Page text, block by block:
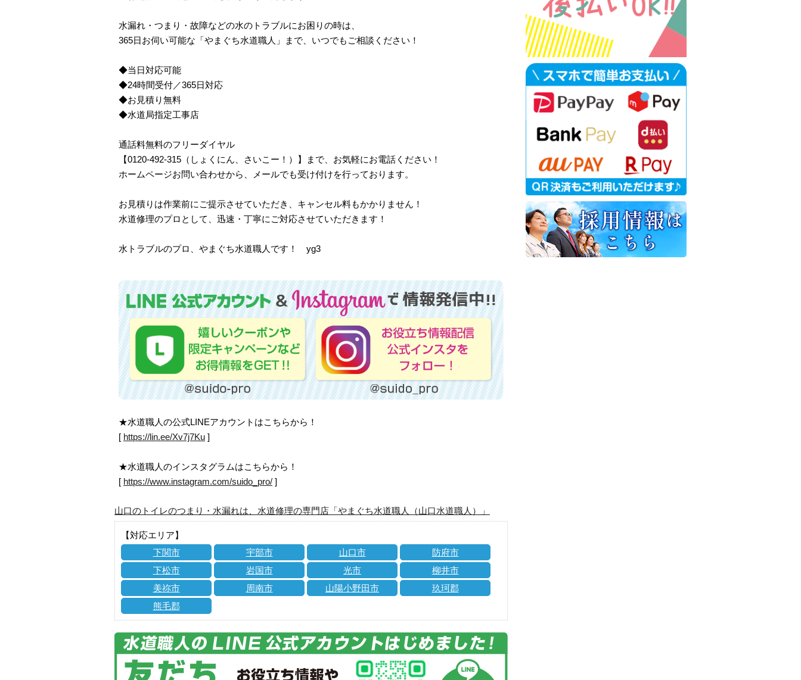
水漏れ・つまり・故障などの水のトラブルにお困りの時は、
365日お伺い可能な「やまぐち水道職人」まで、いつでもご相談ください！
◆当日対応可能
◆24時間受付／365日対応
◆お見積り無料
◆水道局指定工事店
通話料無料のフリーダイヤル
【0120-492-315（しょくにん、さいこー！）】まで、お気軽にお電話ください！
ホームページお問い合わせから、メールでも受け付けを行っております。
お見積りは作業前にご提示させていただき、キャンセル料もかかりません！
水道修理のプロとして、迅速・丁寧にご対応させていただきます！
水トラブルのプロ、やまぐち水道職人です！ yg3
★水道職人の公式LINEアカウントはこちらから！
[ https://lin.ee/Xv7j7Ku ]
★水道職人のインスタグラムはこちらから！
[ https://www.instagram.com/suido_pro/ ]
山口のトイレのつまり・水漏れは、水道修理の専門店「やまぐち水道職人（山口水道職人）」
【対応エリア】
下関市
宇部市 山口市
防府市
下松市
岩国市 光市
柳井市
美祢市
周南市 山陽小野田市
玖珂郡
熊毛郡